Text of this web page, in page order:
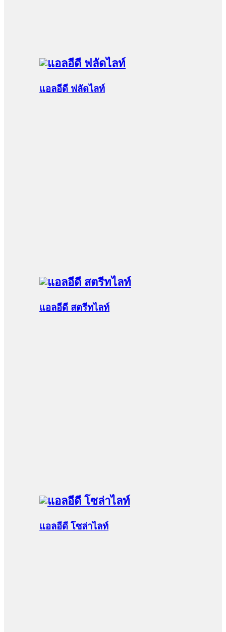
แอลอีดี ฟลัดไลท์
แอลอีดี สตรีทไลท์
แอลอีดี โซล่าไลท์